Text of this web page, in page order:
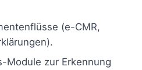
(e-CMR,
Module zur Erkennung